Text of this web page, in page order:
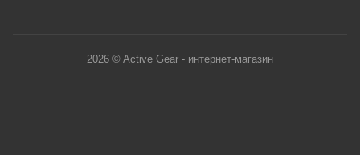
2026 © Active Gear - интернет-магазин